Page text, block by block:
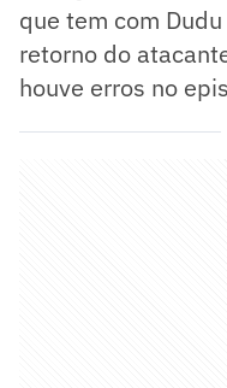
que tem com
retorno do
houve erros no